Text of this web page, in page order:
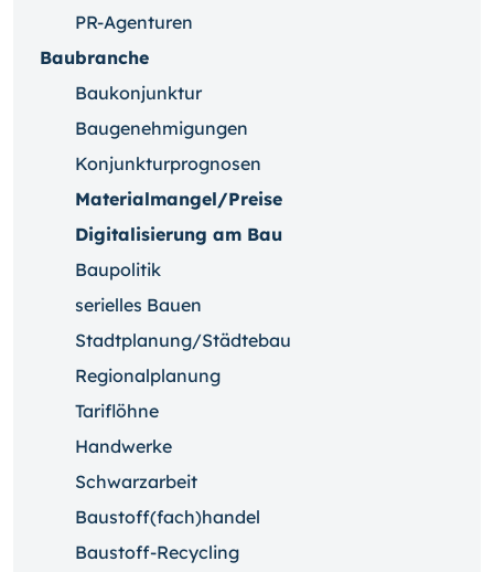
PR-Agenturen
Baubranche
Baukonjunktur
Baugenehmigungen
Konjunkturprognosen
Materialmangel/Preise
Digitalisierung am Bau
Baupolitik
serielles Bauen
Stadtplanung/Städtebau
Regionalplanung
Tariflöhne
Handwerke
Schwarzarbeit
Baustoff(fach)handel
Baustoff-Recycling